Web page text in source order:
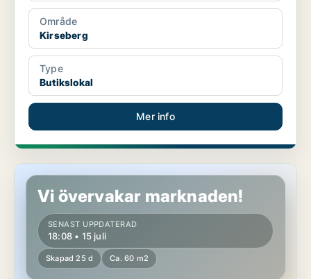
Område
Kirseberg
Type
Butikslokal
Mer info
Butikslokal i Kirseberg
Vi övervakar marknaden!
SENAST UPPDATERAD
18:08 • 15 juli
Skapad 25 d Ca. 60 m2